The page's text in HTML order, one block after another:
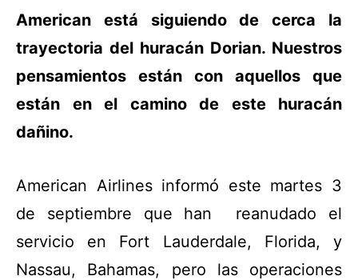
American está siguiendo de cerca la
trayectoria del huracán Dorian. Nuestros
pensamientos están con aquellos que
están en el camino de este huracán
dañino.
American Airlines informó este martes 3
de septiembre que han reanudado el
servicio en Fort Lauderdale, Florida, y
Nassau, Bahamas, pero las operaciones